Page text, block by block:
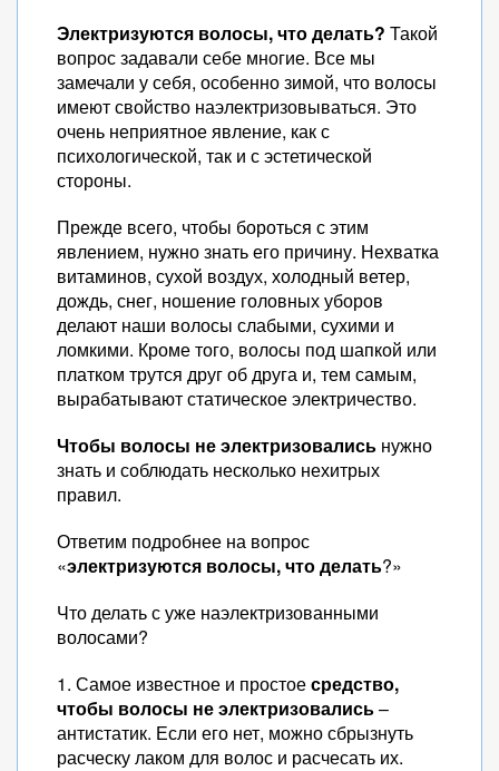
Электризуются волосы, что делать? Такой
вопрос задавали себе многие. Все мы
замечали у себя, особенно зимой, что волосы
имеют свойство наэлектризовываться. Это
очень неприятное явление, как с
психологической, так и с эстетической
стороны.
Прежде всего, чтобы бороться с этим
явлением, нужно знать его причину. Нехватка
витаминов, сухой воздух, холодный ветер,
дождь, снег, ношение головных уборов
делают наши волосы слабыми, сухими и
ломкими. Кроме того, волосы под шапкой или
платком трутся друг об друга и, тем самым,
вырабатывают статическое электричество.
Чтобы волосы не электризовались нужно
знать и соблюдать несколько нехитрых
правил.
Ответим подробнее на вопрос
«электризуются волосы, что делать?»
Что делать с уже наэлектризованными
волосами?
1. Самое известное и простоесредство,
чтобы волосы не электризовались–
антистатик. Если его нет, можно сбрызнуть
расческу лаком для волос и расчесать их.